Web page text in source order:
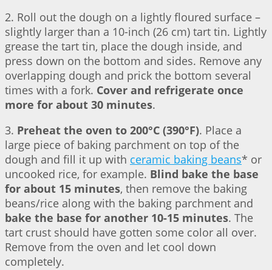
2. Roll out the dough on a lightly floured surface –
slightly larger than a 10-inch (26 cm) tart tin. Lightly
grease the tart tin, place the dough inside, and
press down on the bottom and sides. Remove any
overlapping dough and prick the bottom several
times with a fork. Cover and refrigerate once
more for about 30 minutes.
3. Preheat the oven to 200°C (390°F). Place a
large piece of baking parchment on top of the
dough and fill it up with ceramic baking beans* or
uncooked rice, for example. Blind bake the base
for about 15 minutes, then remove the baking
beans/rice along with the baking parchment and
bake the base for another 10-15 minutes. The
tart crust should have gotten some color all over.
Remove from the oven and let cool down
completely.